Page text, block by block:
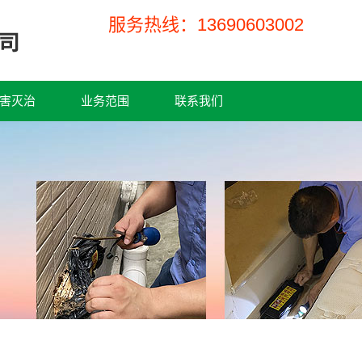
服务热线：13690603002
灭治 业务范围 联系我们